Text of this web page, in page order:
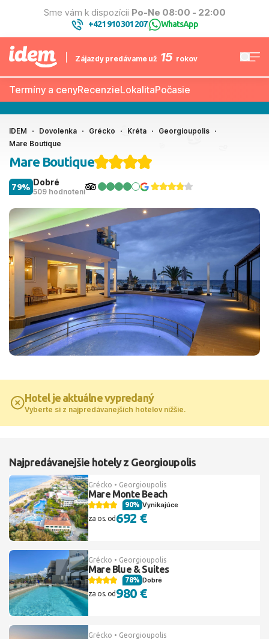
Sme vám k dispozícii Po-Ne 08:00 - 22:00
+421 910 301 207| WhatsApp
Zájazdy predávame už 15 rokov
Termíny a cenyRecenzieLokalitaPočasie
IDEM Dovolenka Grécko Kréta
Georgioupolis
Mare Boutique
Mare Boutique
Dobré
509 hodnotení
79%
Hotel je aktuálne vypredaný
Vyberte si z najpredávanejších hotelov nižšie.
Najpredávanejšie hotely z Georgioupolis
Grécko • Georgioupolis
Mare Monte Beach
Vynikajúce
90%
za os. od 692 €
Grécko • Georgioupolis
Mare Blue & Suites
Dobré
78%
za os. od 980 €
Grécko • Georgioupolis